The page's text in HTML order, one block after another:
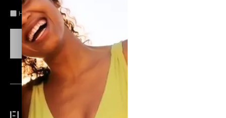
He leído y acepto la
CONSEGUIR MI DESCUENTO